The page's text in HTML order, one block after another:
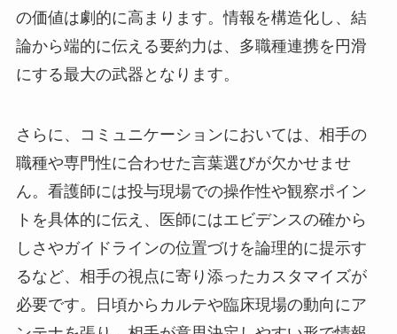
の価値は劇的に高まります。情報を構造化し、結
論から端的に伝える要約力は、多職種連携を円滑
にする最大の武器となります。
さらに、コミュニケーションにおいては、相手の
職種や専門性に合わせた言葉選びが欠かせませ
ん。看護師には投与現場での操作性や観察ポイン
トを具体的に伝え、医師にはエビデンスの確から
しさやガイドラインの位置づけを論理的に提示す
るなど、相手の視点に寄り添ったカスタマイズが
必要です。日頃からカルテや臨床現場の動向にア